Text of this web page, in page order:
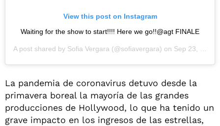
View this post on Instagram
Waiting for the show to start!!!! Here we go!!@agt FINALE
A post shared by Sofia Vergara (@sofiavergara) on Sep 23, 2020 at 4:21pm PDT
La pandemia de coronavirus detuvo desde la
primavera boreal la mayoría de las grandes
producciones de Hollywood, lo que ha tenido un
grave impacto en los ingresos de las estrellas,